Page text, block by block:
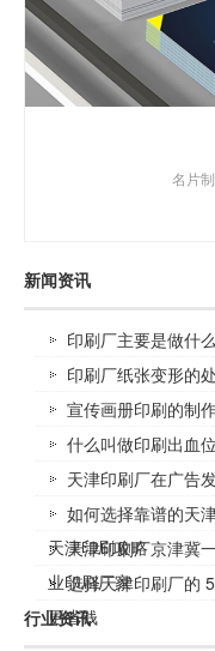
名片
新闻资讯
印刷厂主要是做什
印刷厂纸张变形的
宣传画册印刷的制
什么叫做印刷出血位
天津印刷厂在广告
如何选择靠谱的天
天津印刷攻略
天津印刷厂京津冀
业印刷厂家
选择天津印刷厂的
更省钱
行业资讯